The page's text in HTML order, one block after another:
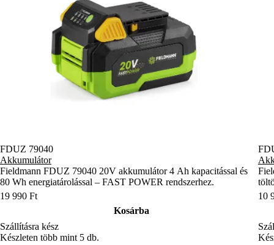
FDUZ 79040
Akkumulátor
Fieldmann FDUZ 79040 20V akkumulátor 4 Ah kapacitással és
80 Wh energiatárolással – FAST POWER rendszerhez.
19 990 Ft
Kosárba
Szállításra kész
Készleten több mint 5 db.
10